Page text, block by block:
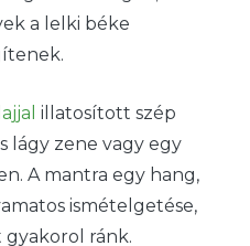
a lelki béke
illatosított szép
lágy zene vagy egy
A mantra egy hang,
ismételgetése,
ránk.